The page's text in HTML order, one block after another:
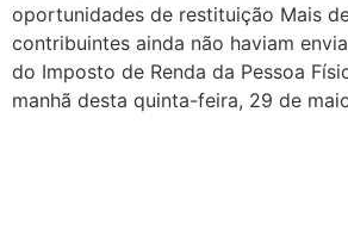
oportunidades de restituição Mais
contribuintes ainda não haviam
do Imposto de Renda da Pessoa
manhã desta quinta-feira, 29 de